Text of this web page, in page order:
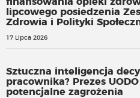
finansowania opieki
lipcowego posiedzenia
Zdrowia i Polityki
17 Lipca 2026
Sztuczna inteligencja
pracownika? Prezes
potencjalne zagrożenia